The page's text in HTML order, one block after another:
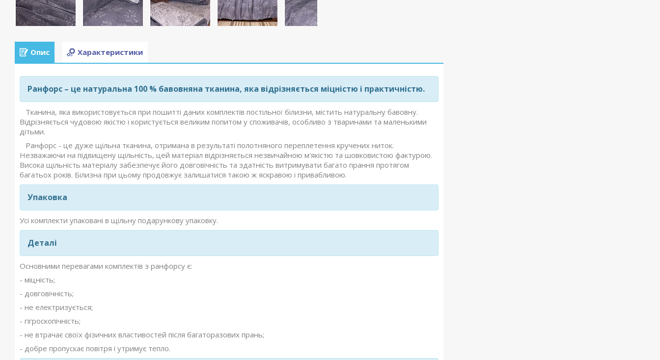
Опис Характеристики
Ранфорс – це натуральна 100 % бавовняна тканина, яка відрізняється міцністю і практичністю.
Тканина, яка використовується при пошитті даних комплектів постільної білизни, містить натуральну бавовну.
Відрізняється чудовою якістю і користується великим попитом у споживачів, особливо з тваринами та маленькими
дітьми.
Ранфорс - це дуже щільна тканина, отримана в результаті полотняного переплетення кручених ниток.
Незважаючи на підвищену щільність, цей матеріал відрізняється незвичайною м'якістю та шовковистою фактурою.
Висока щільність матеріалу забезпечує його довговічність та здатність витримувати багато прання протягом
багатьох років. Білизна при цьому продовжує залишатися такою ж яскравою і привабливою.
Упаковка
Усі комплекти упаковані в щільну подарункову упаковку.
Деталі
Основними перевагами комплектів з ранфорсу є:
- міцність;
- довговічність;
- не електризується;
- гігроскопічність;
- не втрачає своїх фізичних властивостей після багаторазових прань;
- добре пропускає повітря і утримує тепло.